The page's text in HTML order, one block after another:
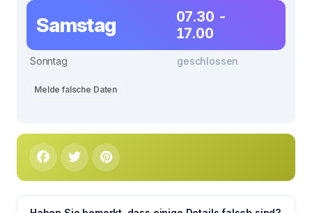
Samstag
07.30 -
17.00
Sonntag geschlossen
Melde falsche Daten